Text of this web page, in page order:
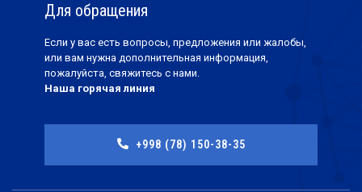
Для обращения
Если у вас есть вопросы, предложения или жалобы,
или вам нужна дополнительная информация,
пожалуйста, свяжитесь с нами.
Наша горячая линия
+998 (78) 150-38-35